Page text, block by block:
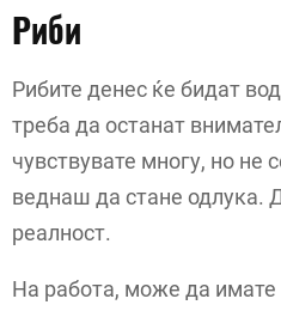
Риби
Рибите денес ќе бидат
треба да останат
чувствувате многу, но не
веднаш да стане одлука.
реалност.
На работа, може да имате